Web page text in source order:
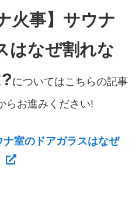
火事】サウナ
はなぜ割れな
についてはこちらの記事
らお進みください!
ナ室のドアガラスはなぜ